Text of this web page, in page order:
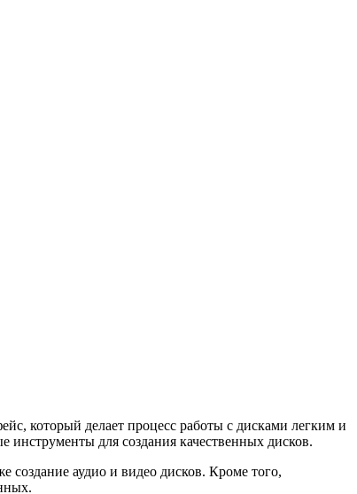
который делает процесс работы с дисками легким и
для создания качественных дисков.
аудио и видео дисков. Кроме того,